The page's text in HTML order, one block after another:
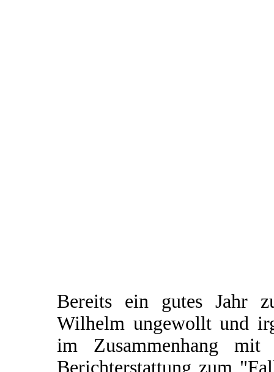
Bereits ein gutes Jahr
Wilhelm ungewollt und
im Zusammenhang mit
Berichterstattung zum